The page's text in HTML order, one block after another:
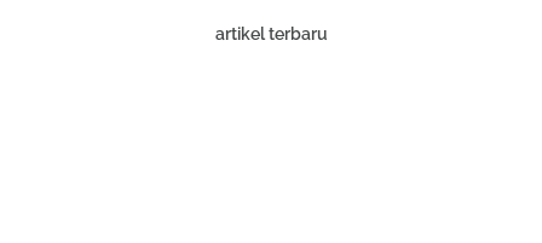
artikel terbaru